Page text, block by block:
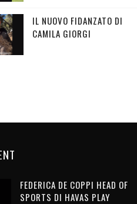
IL NUOVO FIDANZATO DI
CAMILA GIORGI
FEDERICA DE COPPI HEAD OF
SPORTS DI HAVAS PLAY